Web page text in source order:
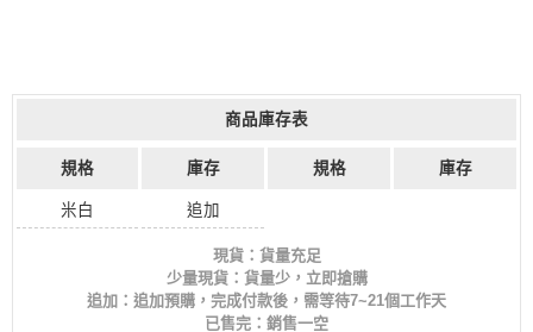
商品庫存表
規格 庫存 規格 庫存
米白 追加
現貨：貨量充足
少量現貨：貨量少，立即搶購
追加：追加預購，完成付款後，需等待7~21個工作天
已售完：銷售一空